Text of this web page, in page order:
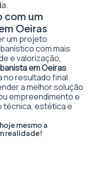
com um
Oeiras
um projeto
com mais
e valorização,
em Oeiras
no resultado final.
a melhor solução
empreendimento e
técnica, estética e
mesmo a
realidade!